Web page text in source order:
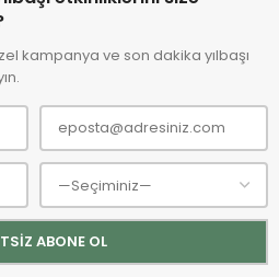
kampanya ve son dakika yılbaşı